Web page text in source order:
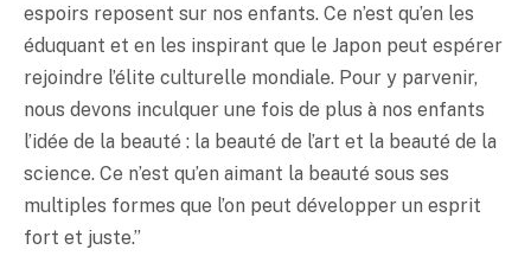
espoirs reposent sur nos enfants. Ce n’est qu’en les
éduquant et en les inspirant que le Japon peut espérer
rejoindre l’élite culturelle mondiale. Pour y parvenir,
nous devons inculquer une fois de plus à nos enfants
l’idée de la beauté : la beauté de l’art et la beauté de la
science. Ce n’est qu’en aimant la beauté sous ses
multiples formes que l’on peut développer un esprit
fort et juste.”